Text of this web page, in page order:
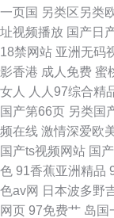
一页国 另类区另类
址视频播放 国产日
18禁网站 亚洲无码
影香港 成人免费 蜜
女人
人人97综合精
国产第66页 另类国
频在线 激情深爱欧
国产ts视频网站 国
色 91香蕉亚洲精品
色av网 日本波多野
网页 97免费艹 岛国